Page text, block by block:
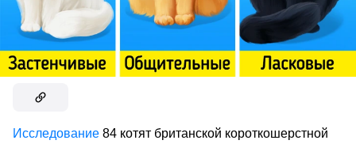
Исследование 84 котят британской короткошерстной